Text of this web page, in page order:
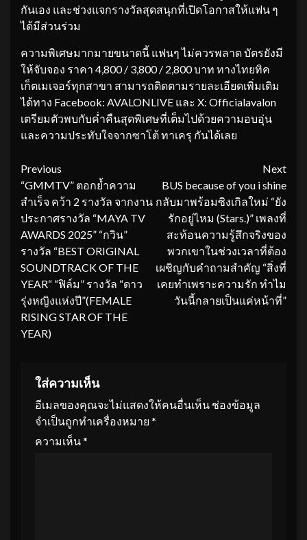
กันเอง และช่วงแจกรางวัลสุดสนุกที่เปิดโอกาสให้แฟน ๆ
ได้มีส่วนร่วม
ความพิเศษมากมายขนาดนี้ แฟนๆ ไม่ควรพลาด บัตรยังมี
ให้จับจอง ราคา 4,800 / 3,800 / 2,800 บาท ทางไทยทิค
เก็ตเมเจอร์ทุกสาขา สามารถติดตามรายละเอียดเพิ่มเติม
ได้ทาง Facebook: AVALONLIVE และ X: Officialavalon
เตรียมตัวพบกับค่ำคืนสุดพิเศษที่เต็มไปด้วยความอบอุ่น
และความประทับใจจากซาโต้ ทาเครุ กันได้เลย
Continue
Reading
Previous
“GMMTV” ตอกย้ำความ
สำเร็จ คว้า 2 รางวัล จากงาน
ประกาศรางวัล “MAYA TV
AWARDS 2025” “กวิน”
รางวัล “BEST ORIGINAL
SOUNDTRACK OF THE
YEAR“ “ฟิล์ม” รางวัล “ดาว
รุ่งหญิงแห่งปี”(FEMALE
RISING STAR OF THE
YEAR)
Next
BUS because of you i shine
กลับมาพร้อมซิงเกิลใหม่ “ยัง
รักอยู่ไหม (Stars.)” เพลงที่
สะท้อนความรู้สึกจริงของ
พวกเขาในช่วงเวลาที่ต้อง
เผชิญกับคำถามสำคัญ “สิ่งที่
เคยทำเพราะความรัก ทำไม
วันนี้กลายเป็นแค่หน้าที่”
ใส่ความเห็น
อีเมลของคุณจะไม่แสดงให้คนอื่นเห็น ช่องข้อมูล
จำเป็นถูกทำเครื่องหมาย *
ความเห็น*